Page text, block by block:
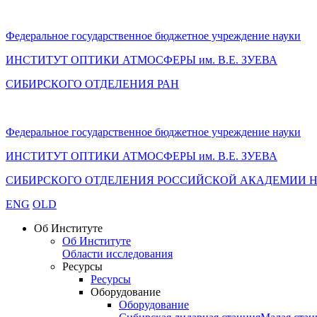
Федеральное государственное бюджетное учреждение науки
ИНСТИТУТ ОПТИКИ АТМОСФЕРЫ им. В.Е. ЗУЕВА
СИБИРСКОГО ОТДЕЛЕНИЯ РАН
Федеральное государственное бюджетное учреждение науки
ИНСТИТУТ ОПТИКИ АТМОСФЕРЫ им. В.Е. ЗУЕВА
СИБИРСКОГО ОТДЕЛЕНИЯ РОССИЙСКОЙ АКАДЕМИИ
ENG OLD
Об Институте
Об Институте
Области исследования
Ресурсы
Ресурсы
Оборудование
Оборудование